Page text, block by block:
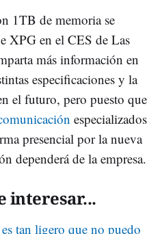
1TB de memoria se
XPG en el CES de Las
más información en
especificaciones y la
el futuro, pero puesto que
especializados
presencial por la nueva
dependerá de la empresa.
interesar...
tan ligero que no puedo